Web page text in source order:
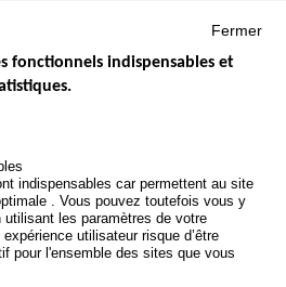
PERSONNELLES DES ACCIDENTS DE
Fermer
fonctionnels indispensables et
indispensables car permettent au site
. Vous pouvez toutefois vous y
les paramètres de votre
utilisateur risque d’être
pour l'ensemble des sites que vous